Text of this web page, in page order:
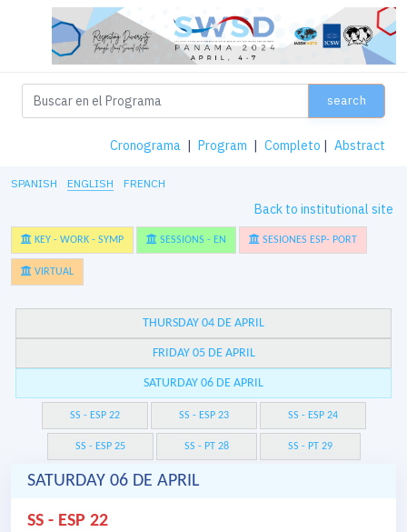
search
Cronograma | Program | Completo | Abstract
SPANISH ENGLISH FRENCH
Back to institutional site
KEY - WORK - SYMP SESSIONS - EN SESIONES ESP- PORT
VIRTUAL
THURSDAY 04 DE APRIL
FRIDAY 05 DE APRIL
SATURDAY 06 DE APRIL
SS - ESP 22 SS - ESP 23 SS - ESP 24
SS - ESP 25 SS - PT 28 SS - PT 29
SATURDAY 06 DE APRIL
SS - ESP 22